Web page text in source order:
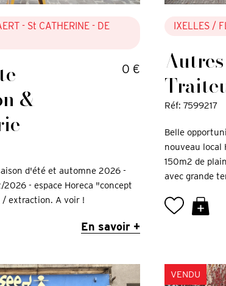
- St CATHERINE - DE
&
0 €
d'été et automne 2026 -
2026 - espace Horeca "concept
extraction. A voir !
En savoir +
IXELLES/
Autres
Réf: 7599217
Belle
nouveau local
150m2 de
avec grande
VENDU